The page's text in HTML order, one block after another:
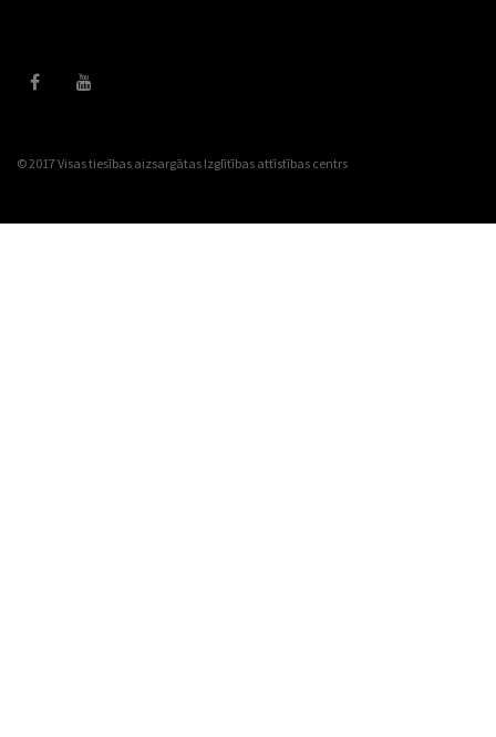
© 2017 Visas tiesības aizsargātas Izglītības attīstības centrs